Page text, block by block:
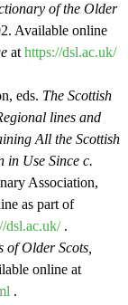
of the Older
Available online
athttps://dsl.ac.uk/
eds. The Scottish
lines and
All the Scottish
in Use Since c.
Association,
as part of
dsl.ac.uk/.
of Older Scots,
online at
.